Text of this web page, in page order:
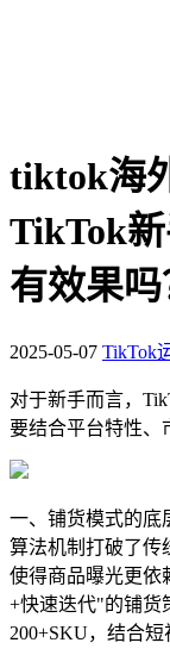
tiktok海
TikTok
有效果吗
2025-05-07 TikTok
对于新手而言，
要结合平台特性、
一、铺货模式的底
算法机制打破了传
使得商品曝光更依
+快速迭代"的铺货
200+SKU，结合